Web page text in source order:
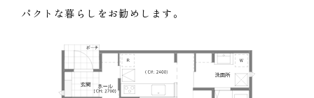
パクトな暮らしをお勧めします。